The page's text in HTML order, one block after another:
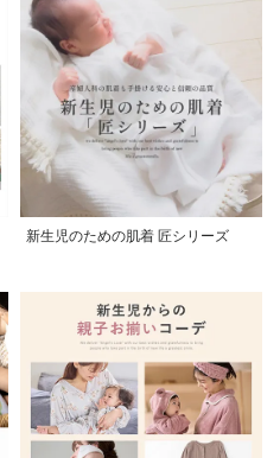
新生児のための肌着 匠シリーズ